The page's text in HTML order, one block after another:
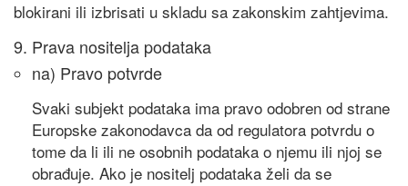
blokirani ili izbrisati u skladu sa zakonskim zahtjevima.
9. Prava nositelja podataka
na) Pravo potvrde
Svaki subjekt podataka ima pravo odobren od strane
Europske zakonodavca da od regulatora potvrdu o
tome da li ili ne osobnih podataka o njemu ili njoj se
obrađuje. Ako je nositelj podataka želi da se